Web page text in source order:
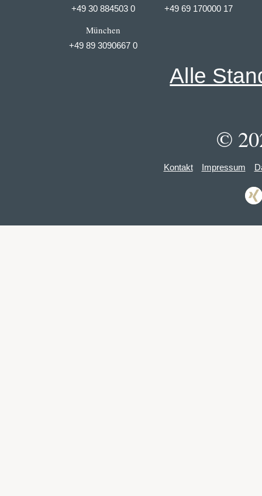
+49 30 884503 0 +49 69 170000 17
München
+49 89 3090667 0
Alle
©
Kontakt Impressum